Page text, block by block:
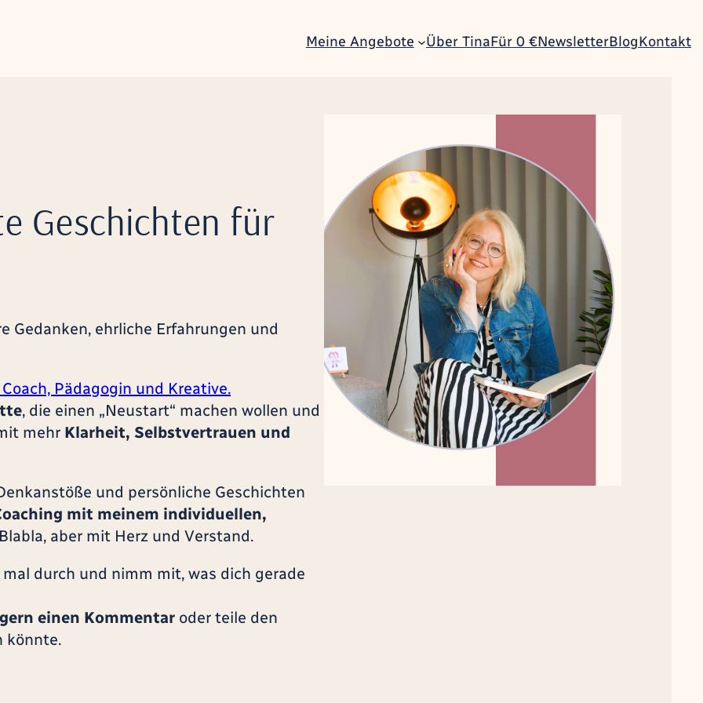
Meine Angebote Über TinaFür 0 €NewsletterBlogKontakt
Geschichten für
Gedanken, ehrliche Erfahrungen und
Pädagogin und Kreative.
, die einen „Neustart“ machen wollen und
mehr Klarheit, Selbstvertrauen und
und persönliche Geschichten
mit meinem individuellen,
aber mit Herz und Verstand.
durch und nimm mit, was dich gerade
einen Kommentar oder teile den
könnte.